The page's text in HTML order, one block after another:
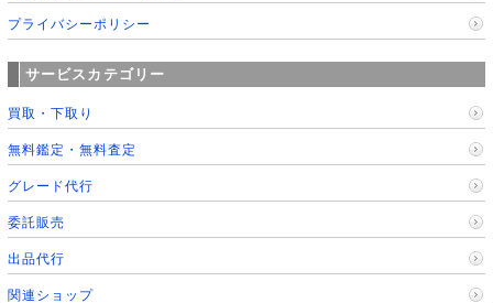
プライバシーポリシー
サービスカテゴリー
買取・下取り
無料鑑定・無料査定
グレード代行
委託販売
出品代行
関連ショップ